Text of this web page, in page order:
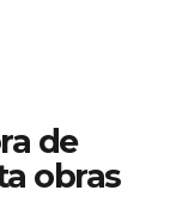
de
obras